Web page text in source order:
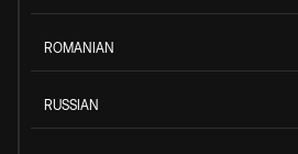
ROMANIAN
RUSSIAN